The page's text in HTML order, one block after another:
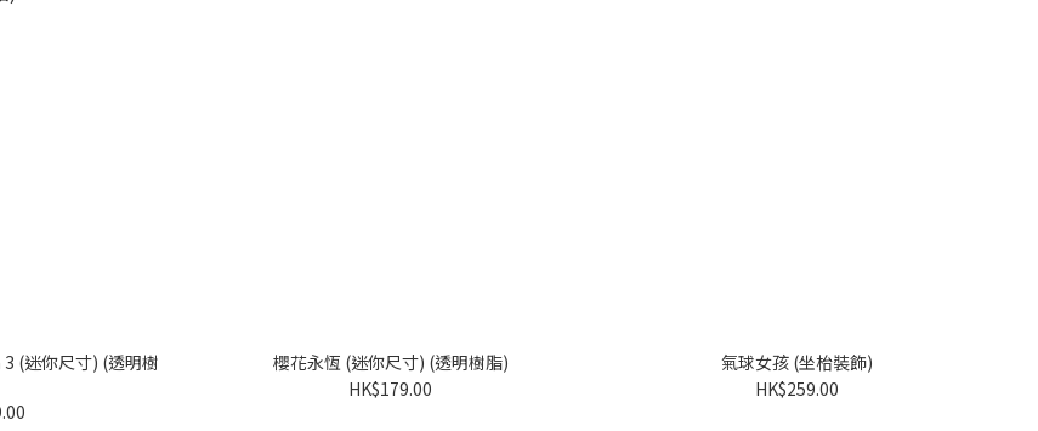
(迷你尺寸) (透明樹
櫻花永恆 (迷你尺寸) (透明樹脂)
HK$179.00
氣球女孩 (坐枱裝飾)
HK$259.00